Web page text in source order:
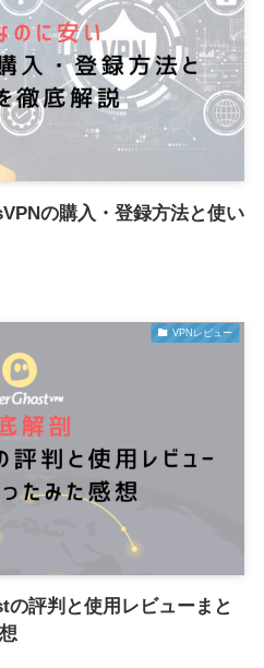
の購入・登録方法と使い
VPNレビュー
の評判と使用レビューまと